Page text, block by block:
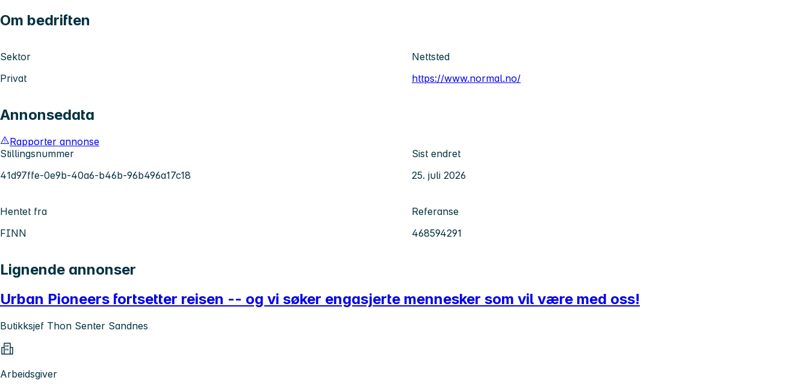
Om bedriften
Sektor
Privat
Nettsted
https://www.normal.no/
Annonsedata
Rapporter annonse
Stillingsnummer
41d97ffe-0e9b-40a6-b46b-96b496a17c18
Sist endret
25. juli 2026
Hentet fra
FINN
Referanse
468594291
Lignende annonser
Urban Pioneers fortsetter reisen -- og vi søker engasjerte mennesker som vil være med oss!
Butikksjef Thon Senter Sandnes
Arbeidsgiver